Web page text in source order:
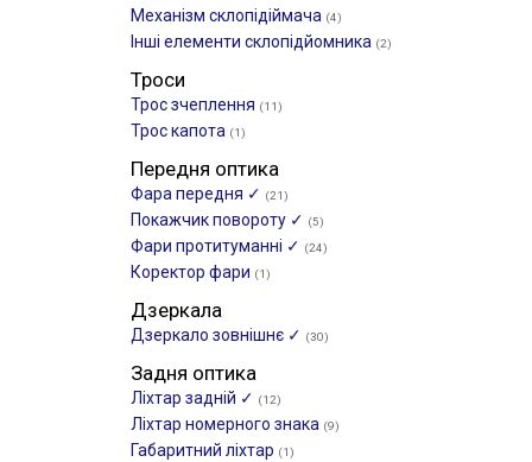
Механізм склопідіймача (4)
Інші елементи склопідйомника (2)
Троси
Трос зчеплення (11)
Трос капота (1)
Передня оптика
Фара передня ✓ (21)
Покажчик повороту ✓ (5)
Фари протитуманні ✓ (24)
Коректор фари (1)
Дзеркала
Дзеркало зовнішнє ✓ (30)
Задня оптика
Ліхтар задній ✓ (12)
Ліхтар номерного знака (9)
Габаритний ліхтар (1)